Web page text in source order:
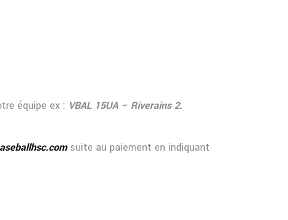
équipe ex : VBAL 15UA – Riverains 2.
suite au paiement en indiquant